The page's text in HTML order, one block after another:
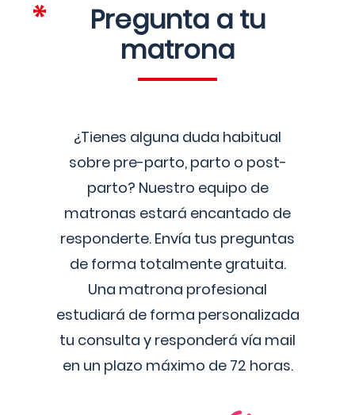
Pregunta a tu
matrona
¿Tienes alguna duda habitual
sobre pre-parto, parto o post-
parto? Nuestro equipo de
matronas estará encantado de
responderte. Envía tus preguntas
de forma totalmente gratuita.
Una matrona profesional
estudiará de forma personalizada
tu consulta y responderá vía mail
en un plazo máximo de 72 horas.